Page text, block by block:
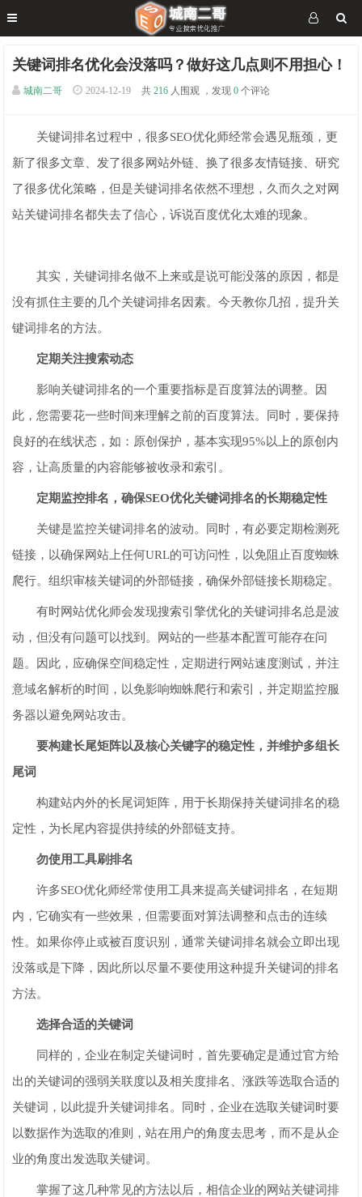
关键词排名优化会没落吗？做好这几点则不用担心！
城南二哥 2024-12-19 共 216 人围观 ，发现 0 个评论
关键词排名过程中，很多SEO优化师经常会遇见瓶颈，更
新了很多文章、发了很多网站外链、换了很多友情链接、研究
了很多优化策略，但是关键词排名依然不理想，久而久之对网
站关键词排名都失去了信心，诉说百度优化太难的现象。
其实，关键词排名做不上来或是说可能没落的原因，都是
没有抓住主要的几个关键词排名因素。今天教你几招，提升关
键词排名的方法。
定期关注搜索动态
影响关键词排名的一个重要指标是百度算法的调整。因
此，您需要花一些时间来理解之前的百度算法。同时，要保持
良好的在线状态，如：原创保护，基本实现95%以上的原创内
容，让高质量的内容能够被收录和索引。
定期监控排名，确保SEO优化关键词排名的长期稳定性
关键是监控关键词排名的波动。同时，有必要定期检测死
链接，以确保网站上任何URL的可访问性，以免阻止百度蜘蛛
爬行。组织审核关键词的外部链接，确保外部链接长期稳定。
有时网站优化师会发现搜索引擎优化的关键词排名总是波
动，但没有问题可以找到。网站的一些基本配置可能存在问
题。因此，应确保空间稳定性，定期进行网站速度测试，并注
意域名解析的时间，以免影响蜘蛛爬行和索引，并定期监控服
务器以避免网站攻击。
要构建长尾矩阵以及核心关键字的稳定性，并维护多组长
尾词
构建站内外的长尾词矩阵，用于长期保持关键词排名的稳
定性，为长尾内容提供持续的外部链支持。
勿使用工具刷排名
许多SEO优化师经常使用工具来提高关键词排名，在短期
内，它确实有一些效果，但需要面对算法调整和点击的连续
性。如果你停止或被百度识别，通常关键词排名就会立即出现
没落或是下降，因此所以尽量不要使用这种提升关键词的排名
方法。
选择合适的关键词
同样的，企业在制定关键词时，首先要确定是通过官方给
出的关键词的强弱关联度以及相关度排名、涨跌等选取合适的
关键词，以此提升关键词排名。同时，企业在选取关键词时要
以数据作为选取的准则，站在用户的角度去思考，而不是从企
业的角度出发选取关键词。
掌握了这几种常见的方法以后，相信企业的网站关键词排